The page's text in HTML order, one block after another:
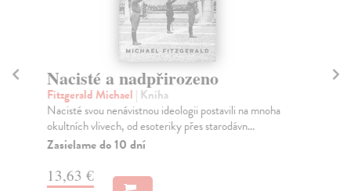
Nacisté a nadpřirozeno
Fitzgerald Michael | Kniha
Nacisté svou nenávistnou ideologii postavili na mnoha
okultních vlivech, od esoteriky přes starodávn...
Zasielame do 10 dní
13,63 €